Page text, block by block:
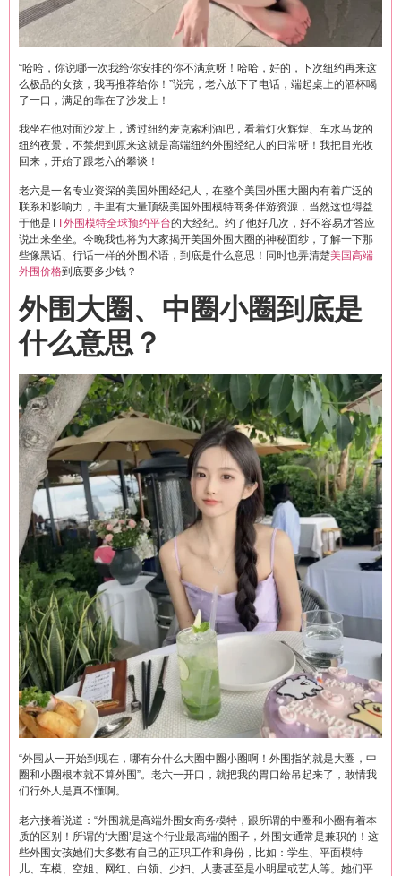
“哈哈，你说哪一次我给你安排的你不满意呀！哈哈，好的，下次纽约再来这
么极品的女孩，我再推荐给你！”说完，老六放下了电话，端起桌上的酒杯喝
了一口，满足的靠在了沙发上！
我坐在他对面沙发上，透过纽约麦克索利酒吧，看着灯火辉煌、车水马龙的
纽约夜景，不禁想到原来这就是高端纽约外围经纪人的日常呀！我把目光收
回来，开始了跟老六的攀谈！
老六是一名专业资深的美国外围经纪人，在整个美国外围大圈内有着广泛的
联系和影响力，手里有大量顶级美国外围模特商务伴游资源，当然这也得益
于他是TT外围模特全球预约平台的大经纪。约了他好几次，好不容易才答应
说出来坐坐。今晚我也将为大家揭开美国外围大圈的神秘面纱，了解一下那
些像黑话、行话一样的外围术语，到底是什么意思！同时也弄清楚美国高端
外围价格到底要多少钱？
外围大圈、中圈小圈到底是
什么意思？
“外围从一开始到现在，哪有分什么大圈中圈小圈啊！外围指的就是大圈，中
圈和小圈根本就不算外围”。老六一开口，就把我的胃口给吊起来了，敢情我
们行外人是真不懂啊。
老六接着说道：“外围就是高端外围女商务模特，跟所谓的中圈和小圈有着本
质的区别！所谓的‘大圈’是这个行业最高端的圈子，外围女通常是兼职的！这
些外围女孩她们大多数有自己的正职工作和身份，比如：学生、平面模特
儿、车模、空姐、网红、白领、少妇、人妻甚至是小明星或艺人等。她们平